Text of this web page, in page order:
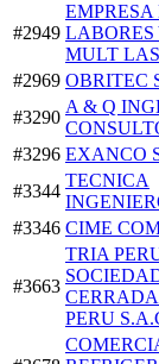
#2949
EMPRESA
LABORES
MULT
#2969 OBRITEC
#3290
A & Q
#3296 EXANCO
#3344
TECNICA
#3346 CIME
#3663
TRIA
PERU